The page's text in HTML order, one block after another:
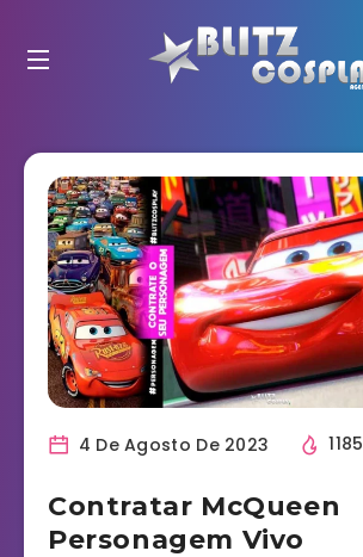
4 De Agosto De 2023 1185
Contratar McQueen
Personagem Vivo